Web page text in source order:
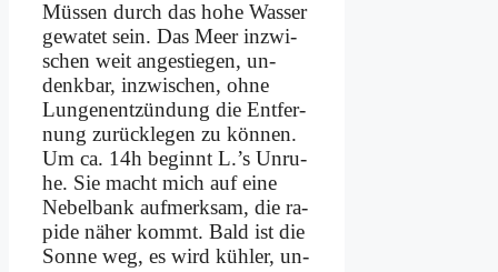
Müs­sen durch das ho­he Was­ser
ge­wa­tet sein. Das Meer in­zwi­
schen weit an­ge­stie­gen, un­
denk­bar, in­zwi­schen, oh­ne
Lun­gen­ent­zün­dung die Ent­fer­
nung zu­rück­le­gen zu kön­nen.
Um ca. 14h be­ginnt L.’s Un­ru­
he. Sie macht mich auf ei­ne
Ne­bel­bank auf­merk­sam, die ra­
pi­de nä­her kommt. Bald ist die
Son­ne weg, es wird küh­ler, un­